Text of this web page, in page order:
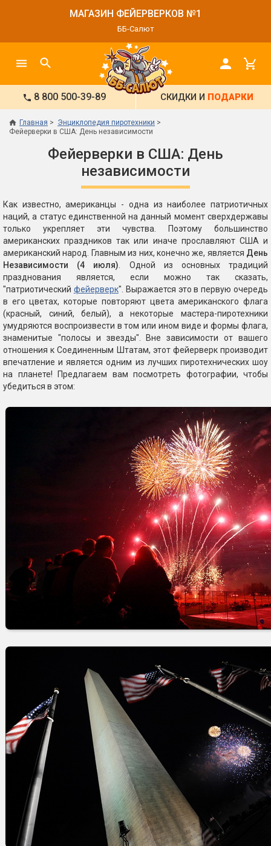
МАГАЗИН ФЕЙЕРВЕРКОВ №1
ББ-Салют
8 800 500-39-89 СКИДКИ И ПОДАРКИ
Главная
Энциклопедия пиротехники
Фейерверки в США: День независимости
Фейерверки в США: День
независимости
Как известно, американцы - одна из наиболее патриотичных
наций, а статус единственной на данный момент сверхдержавы
только укрепляет эти чувства. Поэтому большинство
американских праздников так или иначе прославляют США и
американский народ. Главным из них, конечно же, является День
Независимости (4 июля) . Одной из основных традиций
празднования является, если можно так сказать,
"патриотический фейерверк". Выражается это в первую очередь
в его цветах, которые повторяют цвета американского флага
(красный, синий, белый), а некоторые мастера-пиротехники
умудряются воспроизвести в том или ином виде и формы флага,
знаменитые "полосы и звезды". Вне зависимости от вашего
отношения к Соединенным Штатам, этот фейерверк производит
впечатление и является одним из лучших пиротехнических шоу
на планете! Предлагаем вам посмотреть фотографии, чтобы
убедиться в этом: